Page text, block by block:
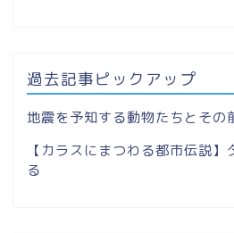
過去記事ピックアップ
地震を予知する動物たちとその
【カラスにまつわる都市伝説
る